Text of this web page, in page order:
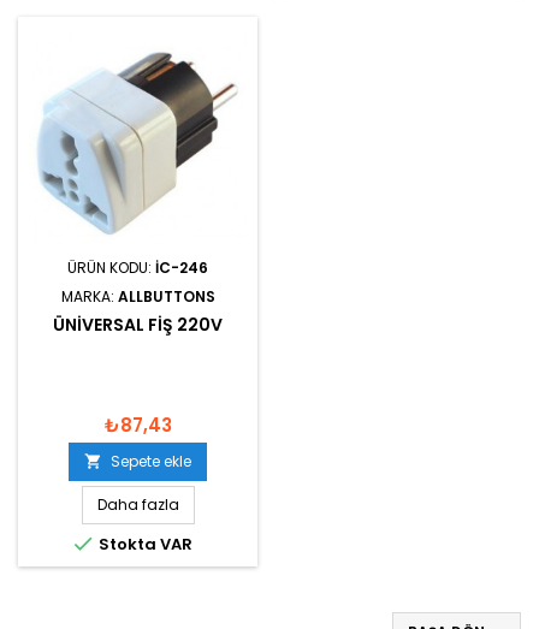
ÜRÜN KODU: IC-246
MARKA: ALLBUTTONS
ÜNIVERSAL FIŞ 220V
₺87,43
 Sepete ekle
Daha fazla
 Stokta VAR